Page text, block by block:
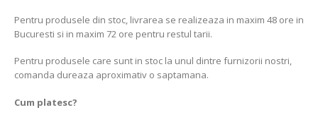
Pentru produsele din stoc, livrarea se realizeaza in maxim 48 ore in
Bucuresti si in maxim 72 ore pentru restul tarii.
Pentru produsele care sunt in stoc la unul dintre furnizorii nostri,
comanda dureaza aproximativ o saptamana.
Cum platesc?